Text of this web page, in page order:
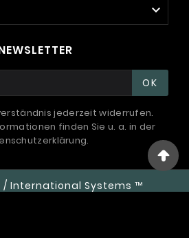

OK
jederzeit widerrufen.
finden Sie u. a. in der
/ International Systems ™